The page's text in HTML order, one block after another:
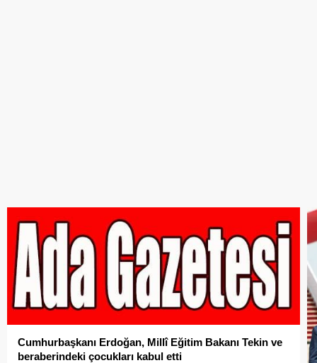
Cumhurbaşkanı Erdoğan, Millî Eğitim Bakanı Tekin ve
beraberindeki çocukları kabul etti